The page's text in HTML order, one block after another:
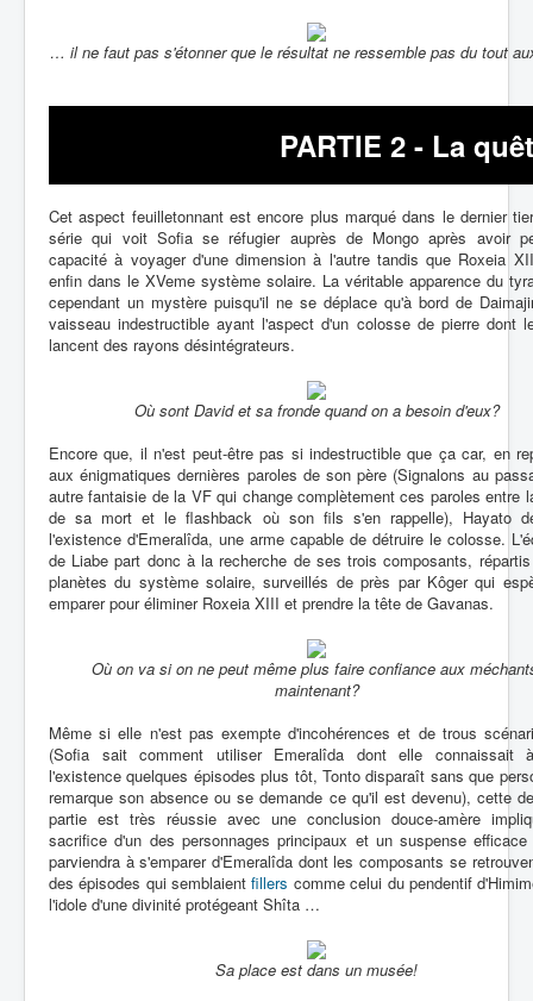
… il ne faut pas s'étonner que le résultat ne ressemble pas du tout
PARTIE 2 - La
Cet aspect feuilletonnant est encore plus marqué dans le dernier
série qui voit Sofia se réfugier auprès de Mongo après avoir
capacité à voyager d'une dimension à l'autre tandis que Roxeia
enfin dans le XVeme système solaire. La véritable apparence du
cependant un mystère puisqu'il ne se déplace qu'à bord de
vaisseau indestructible ayant l'aspect d'un colosse de pierre dont
lancent des rayons désintégrateurs.
Où sont David et sa fronde quand on a besoin d'eux?
Encore que, il n'est peut-être pas si indestructible que ça car, en
aux énigmatiques dernières paroles de son père (Signalons au
autre fantaisie de la VF qui change complètement ces paroles entre
de sa mort et le flashback où son fils s'en rappelle), Hayato
l'existence d'Emeralîda, une arme capable de détruire le colosse.
de Liabe part donc à la recherche de ses trois composants,
planètes du système solaire, surveillés de près par Kôger qui
emparer pour éliminer Roxeia XIII et prendre la tête de Gavanas.
Où on va si on ne peut même plus faire confiance aux
maintenant?
Même si elle n'est pas exempte d'incohérences et de trous
(Sofia sait comment utiliser Emeralîda dont elle connaissait
l'existence quelques épisodes plus tôt, Tonto disparaît sans que
remarque son absence ou se demande ce qu'il est devenu), cette
partie est très réussie avec une conclusion douce-amère
sacrifice d'un des personnages principaux et un suspense
parviendra à s'emparer d'Emeralîda dont les composants se
des épisodes qui semblaientfillers comme celui du pendentif
l'idole d'une divinité protégeant Shîta …
Sa place est dans un musée!